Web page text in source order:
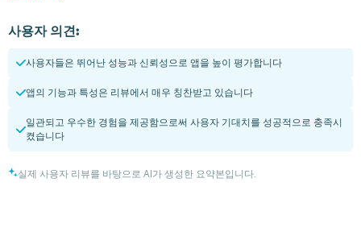
사용자 의견:
사용자들은 뛰어난 성능과 신뢰성으로 앱을 높이 평가합니다
앱의 기능과 특성은 리뷰에서 매우 칭찬받고 있습니다
일관되고 우수한 경험을 제공함으로써 사용자 기대치를 성공적으로 충족시
켰습니다
실제 사용자 리뷰를 바탕으로 AI가 생성한 요약본입니다.